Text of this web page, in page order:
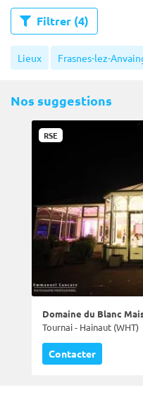
Filtrer (4)
Lieux Frasnes-lez-
Nos suggestions
RSE
Domaine du Blanc
Tournai - Hainaut (WHT)
Contacter